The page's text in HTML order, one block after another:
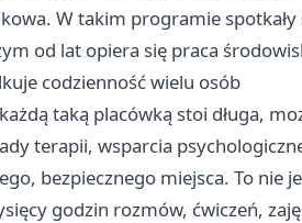
W takim programie
od lat opiera się praca
codzienność wielu osób
taką placówką stoi długa,
terapii, wsparcia
bezpiecznego miejsca. To nie
godzin rozmów, ćwiczeń,